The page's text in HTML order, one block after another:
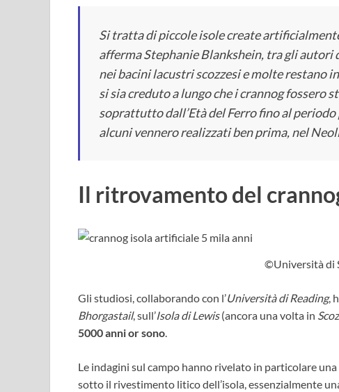
Si tratta di piccole isole create
afferma Stephanie Blankshein, tra gli autori
nei bacini lacustri scozzesi e molte restano
si sia creduto a lungo che i crannog
soprattutto dall’Età del Ferro fino al
alcuni vennero realizzati ben prima, nel
Il ritrovamento del
©Università di
Gli studiosi, collaborando con l’Università di Reading,
Bhorgastail, sull’Isola di Lewis(ancora una volta in
5000 anni or sono.
Le indagini sul campo hanno rivelato in particolare
sotto il rivestimento litico dell’isola, essenzialmente